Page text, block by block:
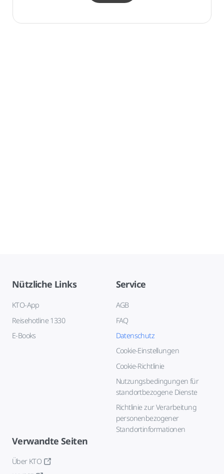
Nützliche Links
KTO-App
Reisehotline 1330
E-Books
Service
AGB
FAQ
Datenschutz
Cookie-Einstellungen
Cookie-Richtlinie
Nutzungsbedingungen für
standortbezogene Dienste
Richtlinie zur Verarbeitung
personenbezogener
Standortinformationen
Verwandte Seiten
Über KTO